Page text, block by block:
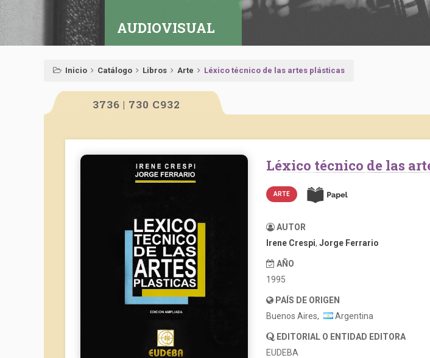
AUDIOVISUAL
Inicio Catálogo Libros Arte Léxico técnico de las artes plásticas
3736 | 730 C932
Léxico técnico de las
ARTE
AUTOR
Irene Crespi, Jorge Ferrario
AÑO
1995
PAÍS DE ORIGEN
Buenos Aires,
Argentina
EDITORIAL O ENTIDAD EDITORA
EUDEBA